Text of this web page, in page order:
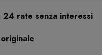
24 rate senza interessi